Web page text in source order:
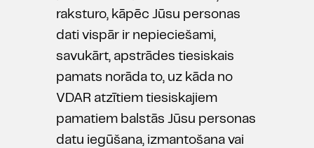
raksturo, kāpēc Jūsu personas
dati vispār ir nepieciešami,
savukārt, apstrādes tiesiskais
pamats norāda to, uz kāda no
VDAR atzītiem tiesiskajiem
pamatiem balstās Jūsu personas
datu iegūšana, izmantošana vai